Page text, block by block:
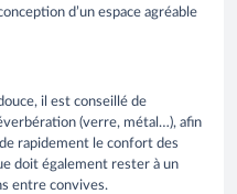
d’un espace agréable
il est conseillé de
(verre, métal…), afin
rapidement le confort des
doit également rester à un
entre convives.